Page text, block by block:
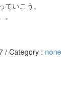
いこう。
/ Category : none